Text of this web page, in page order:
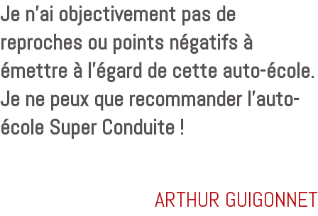
Je n'ai objectivement pas de
reproches ou points négatifs à
émettre à l'égard de cette auto-école.
Je ne peux que recommander l'auto-
école Super Conduite !
ARTHUR GUIGONNET